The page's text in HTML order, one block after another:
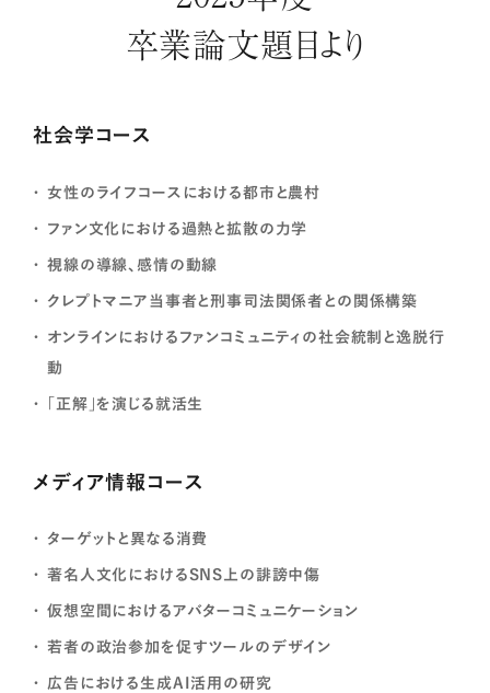
卒業論文題目より
社会学コース
女性のライフコースにおける都市と農村
ファン文化における過熱と拡散の力学
視線の導線、感情の動線
クレプトマニア当事者と刑事司法関係者との関係構築
オンラインにおけるファンコミュニティの社会統制と逸脱行
動
「正解」を演じる就活生
メディア情報コース
ターゲットと異なる消費
著名人文化におけるSNS上の誹謗中傷
仮想空間におけるアバターコミュニケーション
若者の政治参加を促すツールのデザイン
広告における生成AI活用の研究